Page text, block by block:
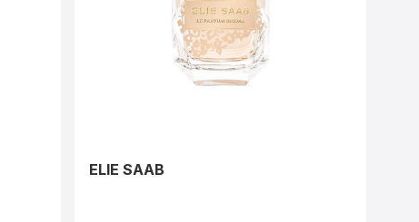
ELIE SAAB